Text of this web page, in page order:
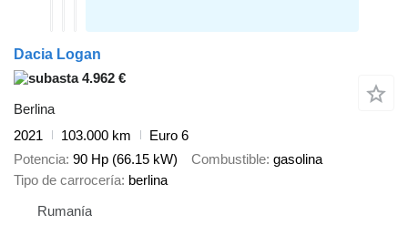
Dacia Logan
4.962 €
Berlina
2021
103.000 km
Euro 6
Potencia 90 Hp (66.15 kW) Combustible gasolina
Tipo de carrocería berlina
Rumanía